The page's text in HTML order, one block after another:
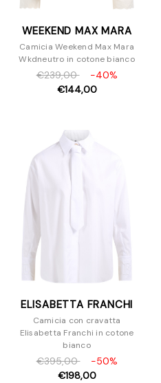
WEEKEND MAX MARA
Camicia Weekend Max Mara
Wkdneutro in cotone bianco
€239,00
-40%
€144,00
ELISABETTA FRANCHI
Camicia con cravatta
Elisabetta Franchi in cotone
bianco
€395,00
-50%
€198,00